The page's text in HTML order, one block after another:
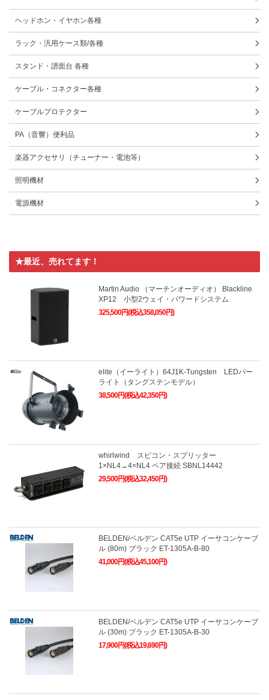
ヘッドホン・イヤホン各種
ラック・汎用ケース類/各種
スタンド・譜面台 各種
ケーブル・コネクター各種
ケーブルプロテクター
PA（音響）便利品
楽器アクセサリ（チューナー・電池等）
照明機材
電源機材
★最近、売れてます！
Martin Audio （マーチンオーディオ） Blackline
XP12 小型2ウェイ・パワードシステム
325,500円(税込358,050円)
elite（イーライト）64J1K-Tungsten LEDパー
ライト（タングステンモデル）
38,500円(税込42,350円)
whirlwind スピコン・スプリッター
1×NL4→4×NL4 ペア接続 SBNL14442
29,500円(税込32,450円)
BELDEN/ベルデン CAT5e UTP イーサコンケーブ
ル (80m) ブラック ET-1305A-B-80
41,000円(税込45,100円)
BELDEN/ベルデン CAT5e UTP イーサコンケーブ
ル (30m) ブラック ET-1305A-B-30
17,900円(税込19,690円)